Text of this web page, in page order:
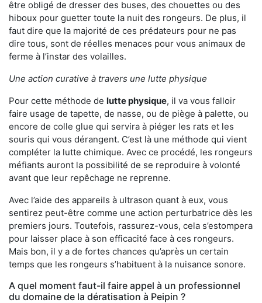
être obligé de dresser des buses, des chouettes ou des
hiboux pour guetter toute la nuit des rongeurs. De plus, il
faut dire que la majorité de ces prédateurs pour ne pas
dire tous, sont de réelles menaces pour vous animaux de
ferme à l’instar des volailles.
Une action curative à travers une lutte physique
Pour cette méthode de lutte physique, il va vous falloir
faire usage de tapette, de nasse, ou de piège à palette, ou
encore de colle glue qui servira à piéger les rats et les
souris qui vous dérangent. C’est là une méthode qui vient
compléter la lutte chimique. Avec ce procédé, les rongeurs
méfiants auront la possibilité de se reproduire à volonté
avant que leur repêchage ne reprenne.
Avec l’aide des appareils à ultrason quant à eux, vous
sentirez peut-être comme une action perturbatrice dès les
premiers jours. Toutefois, rassurez-vous, cela s’estompera
pour laisser place à son efficacité face à ces rongeurs.
Mais bon, il y a de fortes chances qu’après un certain
temps que les rongeurs s’habituent à la nuisance sonore.
A quel moment faut-il faire appel à un professionnel
du domaine de la dératisation à Peipin ?